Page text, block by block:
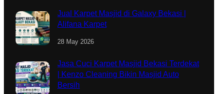
Jual Karpet Masjid di Galaxy Bekasi |
Alifana Karpet
28 May 2026
Jasa Cuci Karpet Masjid Bekasi Terdekat
| Kenzo Cleaning Bikin Masjid Auto
Bersih